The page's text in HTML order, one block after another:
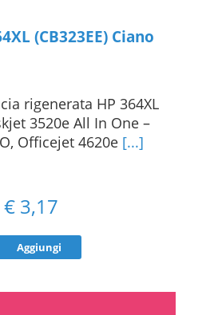
(CB323EE) Ciano
rigenerata HP 364XL
3520e All In One –
Officejet 4620e [...]
€ 3,17
Aggiungi